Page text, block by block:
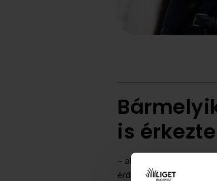
is
– akár a Hősök tere,
érdemes elsétálni az